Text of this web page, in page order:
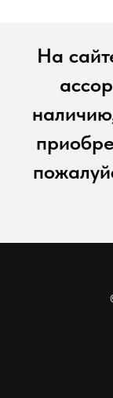
На